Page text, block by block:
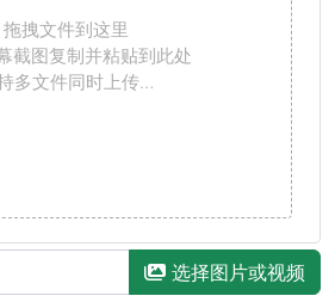
拖拽文件到这里
截图复制并粘贴到此处
多文件同时上传…
选择图片或视频